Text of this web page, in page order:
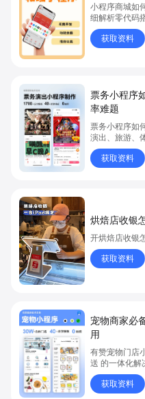
小程序商城如
细解析零代码
商城、商城搭
品上架、全渠
货新模式。点
获取资料
票务小程序
率难题
票务小程序如
演出、旅游、
售渠道、实现
“票务小程序”
获取资料
烘焙店收银
开烘焙店收银
获取资料
宠物商家必
用
有赞宠物门店
送 的一体化解
获取资料